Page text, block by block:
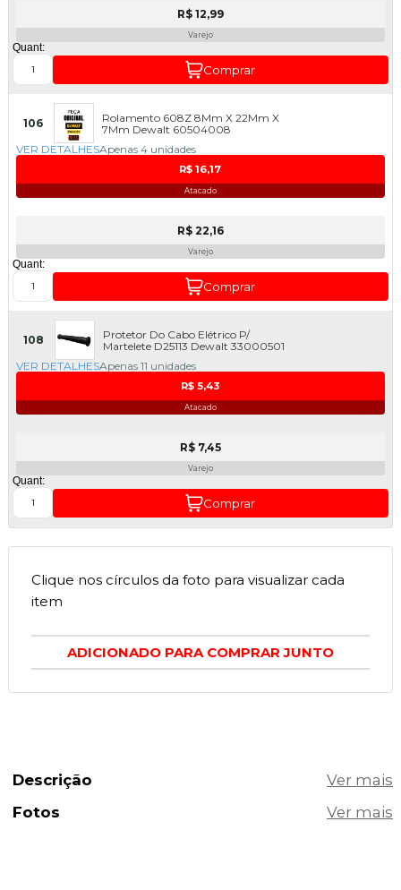
R$ 12,99
Varejo
Quant:
Comprar
106
Rolamento 608Z 8Mm X 22Mm X
7Mm Dewalt 60504008
VER DETALHESApenas 4 unidades
R$ 16,17
Atacado
R$ 22,16
Varejo
Quant:
Comprar
108
Protetor Do Cabo Elétrico P/
Martelete D25113 Dewalt 33000501
VER DETALHESApenas 11 unidades
R$ 5,43
Atacado
R$ 7,45
Varejo
Quant:
Comprar
Clique nos círculos da foto para visualizar cada
item
ADICIONADO PARA COMPRAR JUNTO
Descrição
Fotos